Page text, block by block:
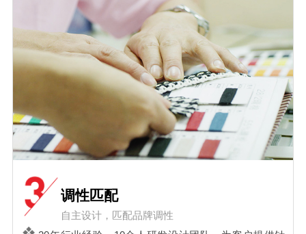
调性匹配
自主设计，匹配品牌调性